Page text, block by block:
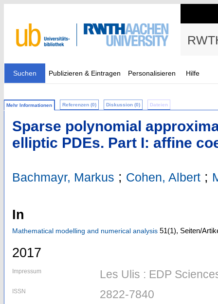
Suchen Publizieren & Eintragen Personalisieren Hilfe
Mehr Informationen Referenzen (0) Diskussion (0) Dateien
Sparse polynomial
elliptic PDEs. Part I: affine
Bachmayr, Markus ; Cohen, Albert ;
In
Mathematical modelling and numerical analysis 51(1), Seiten/
2017
Impressum Les Ulis : EDP
ISSN 2822-7840